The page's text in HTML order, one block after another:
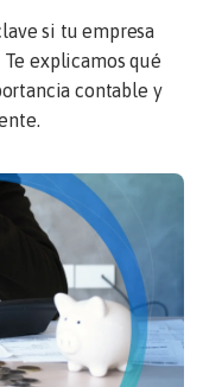
si tu empresa
explicamos qué
contable y